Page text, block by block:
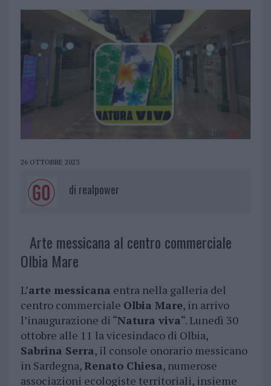
26 OTTOBRE 2023
di realpower
Arte messicana al centro commerciale
Olbia Mare
L’arte messicana entra nella galleria del
centro commerciale Olbia Mare, in arrivo
l’inaugurazione di “Natura viva“. Lunedì 30
ottobre alle 11 la vicesindaco di Olbia,
Sabrina Serra, il console onorario messicano
in Sardegna,Renato Chiesa, numerose
associazioni ecologiste territoriali, insieme